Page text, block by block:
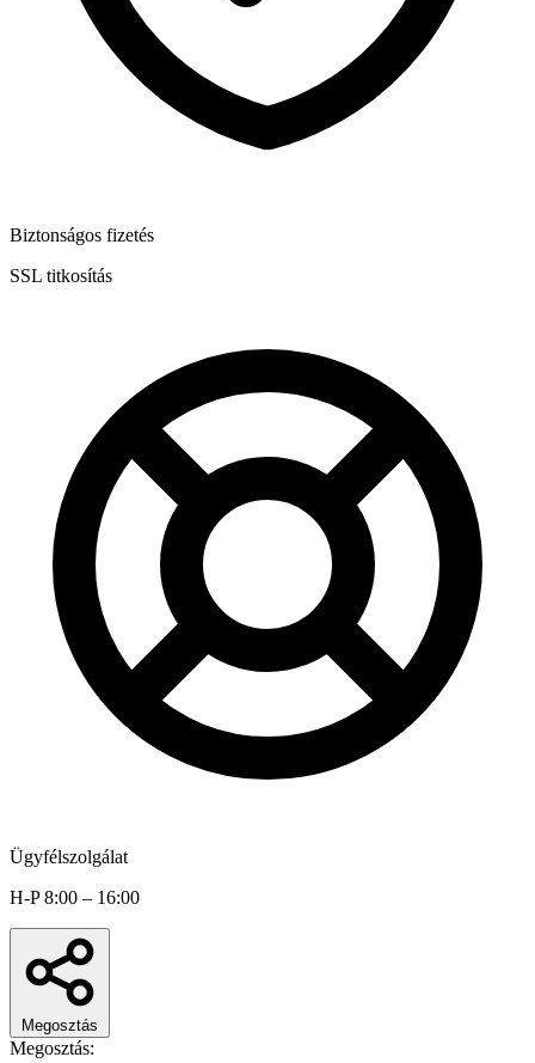
Biztonságos fizetés
SSL titkosítás
Ügyfélszolgálat
H-P 8:00 – 16:00
Megosztás
Megosztás: